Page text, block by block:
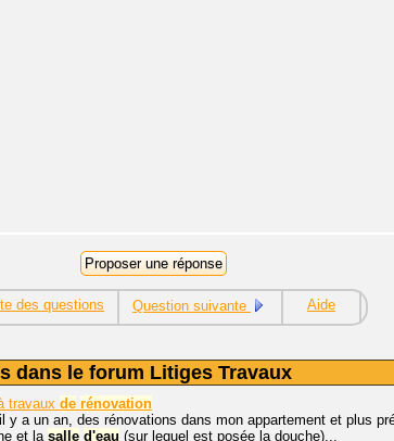
des questions Question suivante Aide
dans le forum Litiges Travaux
travaux de rénovation
y a un an, des rénovations dans mon appartement et plus
et la salle d'eau (sur lequel est posée la douche)...